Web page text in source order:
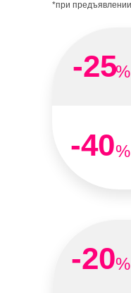
*при
-25%
-40%
-20%